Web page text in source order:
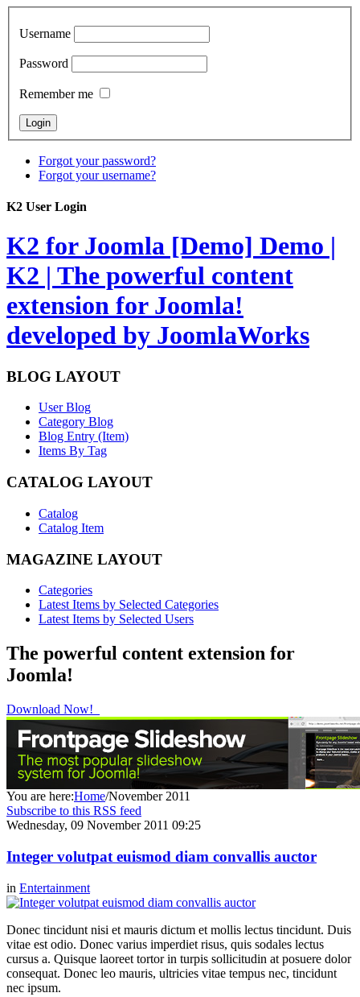
Username
Password
Remember me
Forgot your password?
Forgot your username?
K2 User Login
K2 for Joomla [Demo] Demo |
K2 | The powerful content
extension for Joomla!
developed by JoomlaWorks
BLOG LAYOUT
User Blog
Category Blog
Blog Entry (Item)
Items By Tag
CATALOG LAYOUT
Catalog
Catalog Item
MAGAZINE LAYOUT
Categories
Latest Items by Selected Categories
Latest Items by Selected Users
The powerful content extension for
Joomla!
Download Now!
You are here:Home/November 2011
Subscribe to this RSS feed
Wednesday, 09 November 2011 09:25
Integer volutpat euismod diam convallis auctor
in Entertainment
Donec tincidunt nisi et mauris dictum et mollis lectus tincidunt. Duis
vitae est odio. Donec varius imperdiet risus, quis sodales lectus
cursus a. Quisque laoreet tortor in turpis sollicitudin at posuere dolor
consequat. Donec leo mauris, ultricies vitae tempus nec, tincidunt
nec ipsum.